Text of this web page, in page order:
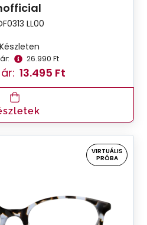
LL00
Készleten
26.990 Ft
13.495 Ft
VIRTUÁLIS
PRÓBA